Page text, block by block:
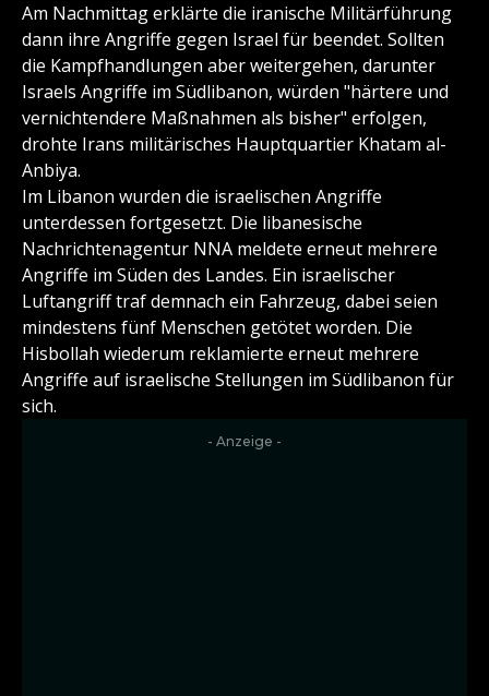
Am Nachmittag erklärte die iranische Militärführung
dann ihre Angriffe gegen Israel für beendet. Sollten
die Kampfhandlungen aber weitergehen, darunter
Israels Angriffe im Südlibanon, würden "härtere und
vernichtendere Maßnahmen als bisher" erfolgen,
drohte Irans militärisches Hauptquartier Khatam al-
Anbiya.
Im Libanon wurden die israelischen Angriffe
unterdessen fortgesetzt. Die libanesische
Nachrichtenagentur NNA meldete erneut mehrere
Angriffe im Süden des Landes. Ein israelischer
Luftangriff traf demnach ein Fahrzeug, dabei seien
mindestens fünf Menschen getötet worden. Die
Hisbollah wiederum reklamierte erneut mehrere
Angriffe auf israelische Stellungen im Südlibanon für
sich.
- Anzeige -